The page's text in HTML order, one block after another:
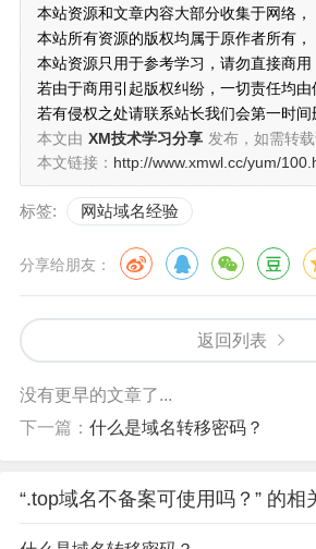
本站资源和文章内容大部分收集于网络，
本站所有资源的版权均属于原作者所有，
本站资源只用于参考学习，请勿直接商用
若由于商用引起版权纠纷，一切责任均由
若有侵权之处请联系站长我们会第一时间
本文由 XM技术学习分享 发布，如需转载
本文链接： http://www.xmwl.cc/yum/
标签: 网站域名经验
分享给朋友：
返回列表
没有更早的文章了...
下一篇： 什么是域名转移密码？
“.top域名不备案可使用吗？” 的相